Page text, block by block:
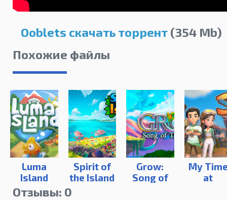
Ooblets скачать торрент(354 Mb)
Похожие файлы
Luma
Island
Spirit of
the Island
Grow:
Song of
My
at
Отзывы: 0